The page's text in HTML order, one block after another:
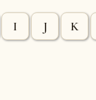
I J K